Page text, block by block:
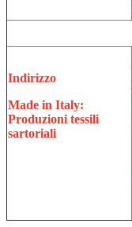
Indirizzo
Made in Italy:
Produzioni tessili
sartoriali